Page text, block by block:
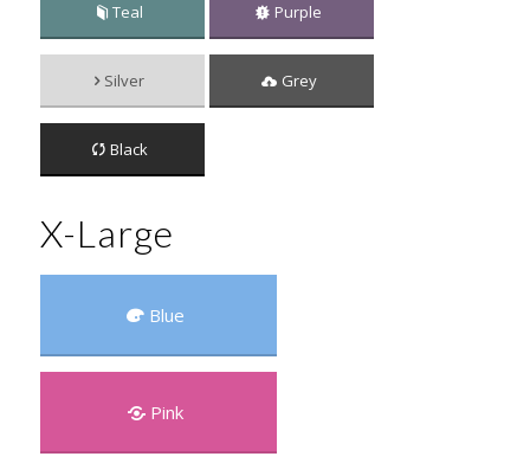
Teal Purple
Silver Grey
Black
X-Large
Blue
Pink